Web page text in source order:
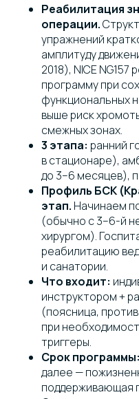
Реабилитация
операции.
упражнений
амплитуду
2018), NICE
программу при
функциональных
выше риск
смежных зонах.
3 этапа: ранний
в стационаре),
до 3–6 месяцев),
Профиль БСК
этап. Начинаем
(обычно с 3–6-й
хирургом).
реабилитацию
и санатории.
Что входит:
инструктором +
(поясница,
при
триггеры.
Срок программы:
далее —
поддерживающая